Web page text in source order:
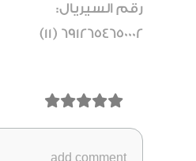
رقم السيريال:
6912654650002 (11)